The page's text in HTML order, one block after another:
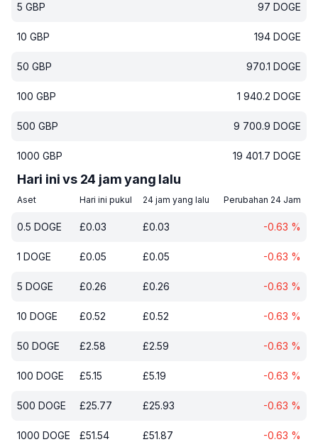
5 GBP 97 DOGE
10 GBP 194 DOGE
50 GBP 970.1 DOGE
100 GBP 1 940.2 DOGE
500 GBP 9 700.9 DOGE
1000 GBP 19 401.7 DOGE
Hari ini vs 24 jam yang lalu
Aset Hari ini pukul 24 jam yang lalu Perubahan 24 Jam
0.5 DOGE £0.03 £0.03 -0.63 %
1 DOGE £0.05 £0.05 -0.63 %
5 DOGE £0.26 £0.26 -0.63 %
10 DOGE £0.52 £0.52 -0.63 %
50 DOGE £2.58 £2.59 -0.63 %
100 DOGE £5.15 £5.19 -0.63 %
500 DOGE £25.77 £25.93 -0.63 %
1000 DOGE £51.54 £51.87 -0.63 %